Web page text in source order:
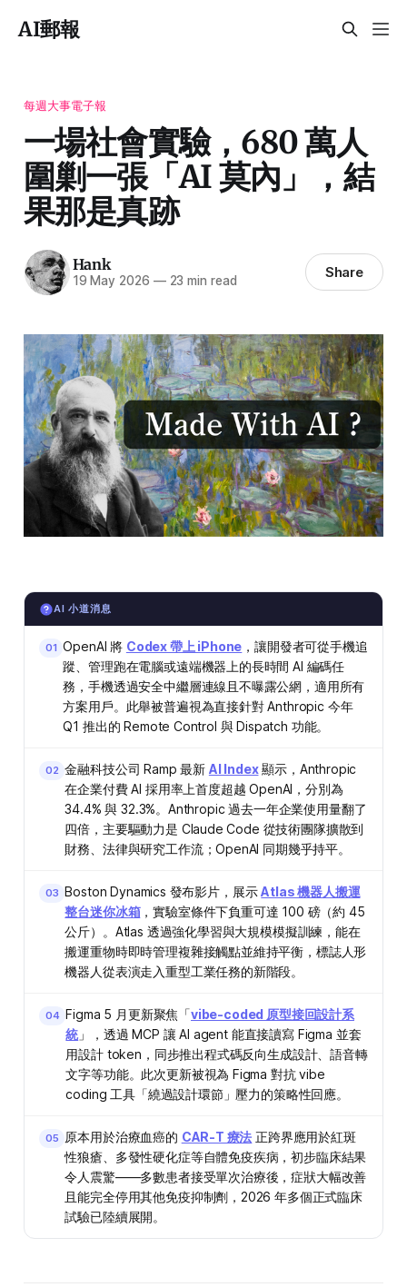
AI郵報
每週大事電子報
一場社會實驗，680 萬人
圍剿一張「AI 莫內」，結
果那是真跡
Hank
19 May 2026 —23 min read Share
AI 小道消息
01 OpenAI 將 Codex 帶上 iPhone ，讓開發者可從手機追
蹤、管理跑在電腦或遠端機器上的長時間 AI 編碼任
務，手機透過安全中繼層連線且不曝露公網，適用所有
方案用戶。此舉被普遍視為直接針對 Anthropic 今年
Q1 推出的 Remote Control 與 Dispatch 功能。
02 金融科技公司 Ramp 最新 AI Index顯示，Anthropic
在企業付費 AI 採用率上首度超越 OpenAI，分別為
34.4% 與 32.3%。Anthropic 過去一年企業使用量翻了
四倍，主要驅動力是 Claude Code 從技術團隊擴散到
財務、法律與研究工作流；OpenAI 同期幾乎持平。
03 Boston Dynamics 發布影片，展示Atlas 機器人搬運
整台迷你冰箱，實驗室條件下負重可達 100 磅（約 45
公斤）。Atlas 透過強化學習與大規模模擬訓練，能在
搬運重物時即時管理複雜接觸點並維持平衡，標誌人形
機器人從表演走入重型工業任務的新階段。
04 Figma 5 月更新聚焦「vibe-coded 原型接回設計系
統 」，透過 MCP 讓 AI agent 能直接讀寫 Figma 並套
用設計 token，同步推出程式碼反向生成設計、語音轉
文字等功能。此次更新被視為 Figma 對抗 vibe
coding 工具「繞過設計環節」壓力的策略性回應。
05 原本用於治療血癌的 CAR-T 療法 正跨界應用於紅斑
性狼瘡、多發性硬化症等自體免疫疾病，初步臨床結果
令人震驚——多數患者接受單次治療後，症狀大幅改善
且能完全停用其他免疫抑制劑，2026 年多個正式臨床
試驗已陸續展開。